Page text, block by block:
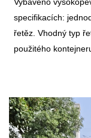
specifikacích:
řetěz. Vhodný typ
použitého